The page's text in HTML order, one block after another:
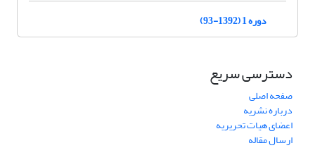
دوره 1 (1392-93)
دسترسی سریع
صفحه اصلی
درباره نشریه
اعضای هیات تحریریه
ارسال مقاله